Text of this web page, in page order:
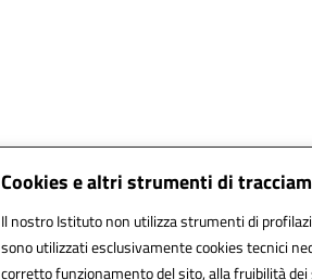
Cookies e altri strumenti di
Il nostro Istituto non utilizza strumenti di
sono utilizzati esclusivamente cookies tecnici
corretto funzionamento del sito, alla fruibilità dei